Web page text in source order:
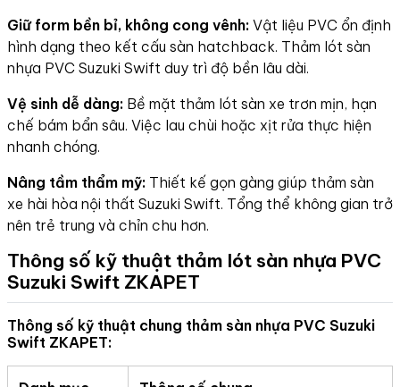
Giữ form bền bỉ, không cong vênh: Vật liệu PVC ổn định
hình dạng theo kết cấu sàn hatchback. Thảm lót sàn
nhựa PVC Suzuki Swift duy trì độ bền lâu dài.
Vệ sinh dễ dàng: Bề mặt thảm lót sàn xe trơn mịn, hạn
chế bám bẩn sâu. Việc lau chùi hoặc xịt rửa thực hiện
nhanh chóng.
Nâng tầm thẩm mỹ: Thiết kế gọn gàng giúp thảm sàn
xe hài hòa nội thất Suzuki Swift. Tổng thể không gian trở
nên trẻ trung và chỉn chu hơn.
Thông số kỹ thuật thảm lót sàn nhựa PVC
Suzuki Swift ZKAPET
Thông số kỹ thuật chung thảm sàn nhựa PVC Suzuki
Swift ZKAPET: